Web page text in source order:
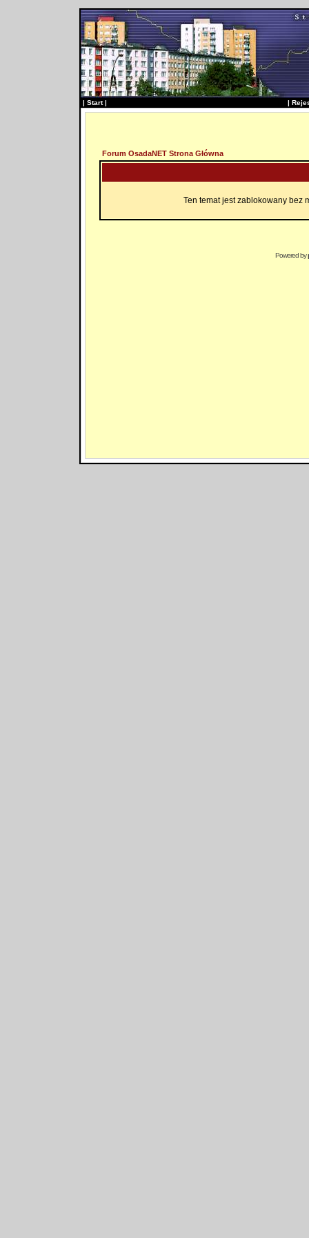
| Start| |
Forum OsadaNET Strona Główna
Ten temat jest zablokowany bez
Powered by